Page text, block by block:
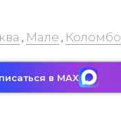
, Мале , Коломбо
в MAX